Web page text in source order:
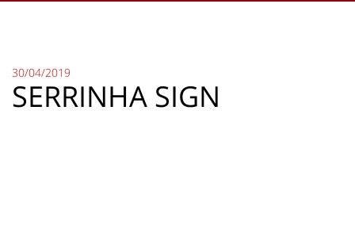
30/04/2019
SERRINHA SIGN